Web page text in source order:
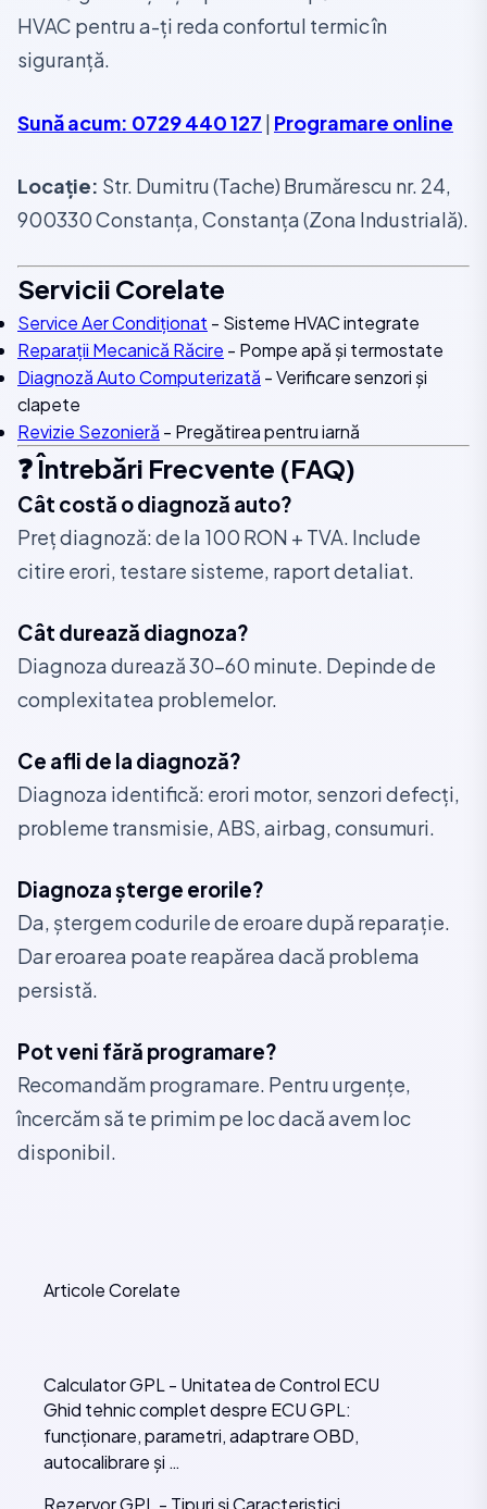
HVAC pentru a-ți reda confortul termic în
siguranță.
Sună acum: 0729 440 127 | Programare online
Locație: Str. Dumitru (Tache) Brumărescu nr. 24,
900330 Constanța, Constanța (Zona Industrială).
Servicii Corelate
Service Aer Condiționat - Sisteme HVAC integrate
Reparații Mecanică Răcire - Pompe apă și termostate
Diagnoză Auto Computerizată - Verificare senzori și
clapete
Revizie Sezonieră - Pregătirea pentru iarnă
❓ Întrebări Frecvente (FAQ)
Cât costă o diagnoză auto?
Preț diagnoză: de la 100 RON + TVA. Include
citire erori, testare sisteme, raport detaliat.
Cât durează diagnoza?
Diagnoza durează 30-60 minute. Depinde de
complexitatea problemelor.
Ce afli de la diagnoză?
Diagnoza identifică: erori motor, senzori defecți,
probleme transmisie, ABS, airbag, consumuri.
Diagnoza șterge erorile?
Da, ștergem codurile de eroare după reparație.
Dar eroarea poate reapărea dacă problema
persistă.
Pot veni fără programare?
Recomandăm programare. Pentru urgențe,
încercăm să te primim pe loc dacă avem loc
disponibil.
Articole Corelate
Calculator GPL - Unitatea de Control ECU
Ghid tehnic complet despre ECU GPL:
funcționare, parametri, adaptrare OBD,
autocalibrare și …
Rezervor GPL - Tipuri și Caracteristici